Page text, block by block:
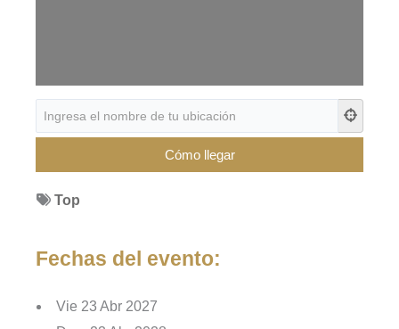
Top
Fechas del evento:
Vie 23 Abr 2027